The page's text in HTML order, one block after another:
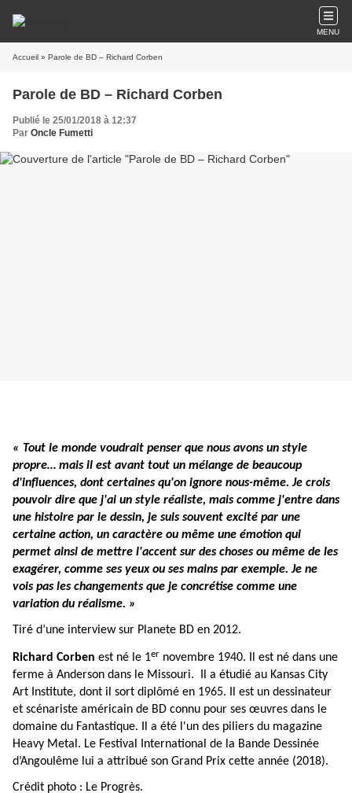
MENU
Accueil » Parole de BD – Richard Corben
Parole de BD – Richard Corben
Publié le 25/01/2018 à 12:37
Par Oncle Fumetti
« Tout le monde voudrait penser que nous avons un style
propre… mais il est avant tout un mélange de beaucoup
d'influences, dont certaines qu'on ignore nous-même. Je crois
pouvoir dire que j'ai un style réaliste, mais comme j'entre dans
une histoire par le dessin, je suis souvent excité par une
certaine action, un caractère ou même une émotion qui
permet ainsi de mettre l'accent sur des choses ou même de les
exagérer, comme ses yeux ou ses mains par exemple. Je ne
vois pas les changements que je concrétise comme une
variation du réalisme. »
Tiré d’une interview sur Planete BD en 2012.
Richard Corben est né le 1er novembre 1940. Il est né dans une
ferme à Anderson dans le Missouri.
Il a étudié au Kansas City
Art Institute, dont il sort diplômé en 1965. Il est un dessinateur
et scénariste américain de BD connu pour ses œuvres dans le
domaine du Fantastique. Il a été l'un des piliers du magazine
Heavy Metal. Le Festival International de la Bande Dessinée
d’Angoulême lui a attribué son Grand Prix cette année (2018).
Crédit photo : Le Progrès.